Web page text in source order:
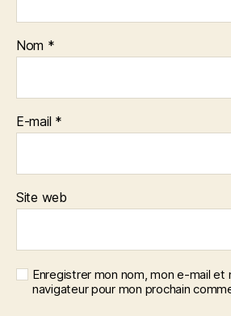
Nom *
E-mail *
Site web
Enregistrer mon nom, mon e-mail et
navigateur pour mon prochain